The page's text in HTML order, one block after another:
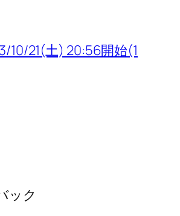
10/21(土) 20:56開始(1
ック